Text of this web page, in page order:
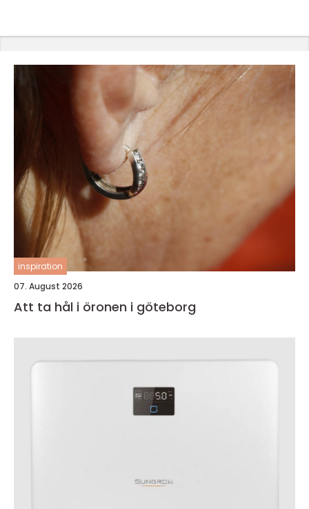
inspiration
07. August 2026
Att ta hål i öronen i göteborg